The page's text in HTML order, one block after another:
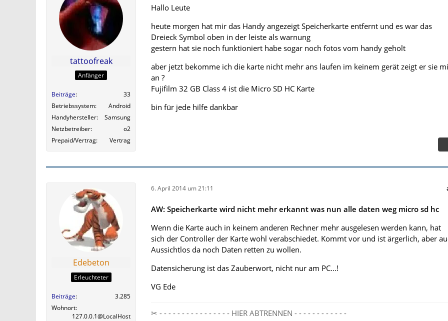
tattoofreak
Anfänger
Beiträge
33
Betriebssystem
Android
Handyhersteller
Samsung
Netzbetreiber
o2
Prepaid/Vertrag
Vertrag
Hallo Leute
heute morgen hat mir das Handy angezeigt Speicherkarte entfernt und es war das
Dreieck Symbol oben in der leiste als warnung
gestern hat sie noch funktioniert habe sogar noch fotos vom handy geholt
aber jetzt bekomme ich die karte nicht mehr ans laufen im keinem gerät zeigt er sie
an ?
Fujifilm 32 GB Class 4 ist die Micro SD HC Karte
bin für jede hilfe dankbar
Edebeton
Erleuchteter
Beiträge
3.285
Wohnort
127.0.0.1@LocalHost
6. April 2014 um 21:11
AW: Speicherkarte wird nicht mehr erkannt was nun alle daten weg micro sd hc
Wenn die Karte auch in keinem anderen Rechner mehr ausgelesen werden kann, hat
sich der Controller der Karte wohl verabschiedet. Kommt vor und ist ärgerlich, aber
Aussichtlos da noch Daten retten zu wollen.
Datensicherung ist das Zauberwort, nicht nur am PC...!
VG Ede
✂ - - - - - - - - - - - - - - - - HIER ABTRENNEN - - - - - - - - - - - -